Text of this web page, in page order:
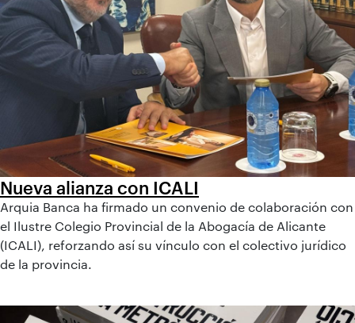
Nueva alianza con ICALI
Arquia Banca ha firmado un convenio de colaboración con
el Ilustre Colegio Provincial de la Abogacía de Alicante
(ICALI), reforzando así su vínculo con el colectivo jurídico
de la provincia.